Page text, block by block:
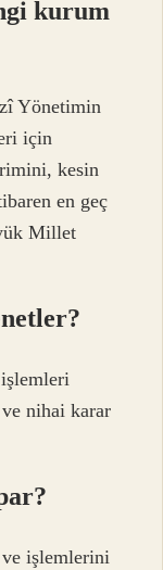
kurum
Yönetimin
için
kesin
en geç
Millet
ve nihai karar
ve işlemlerini